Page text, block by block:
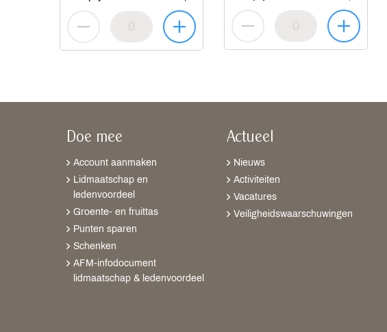
Doe mee
Account aanmaken
Lidmaatschap en
ledenvoordeel
Groente- en fruittas
Punten sparen
Schenken
AFM-infodocument
lidmaatschap & ledenvoordeel
Actueel
Nieuws
Activiteiten
Vacatures
Veiligheidswaarschuwingen